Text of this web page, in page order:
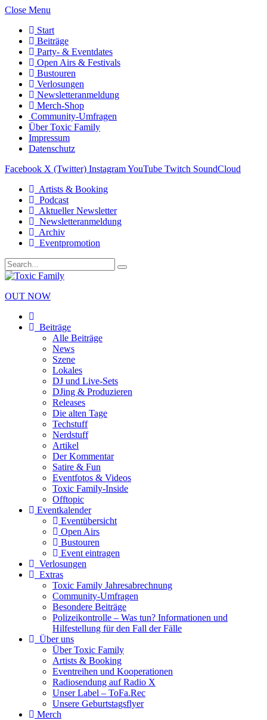
Close Menu
Start
Beiträge
Party- & Eventdates
Open Airs & Festivals
Bustouren
Verlosungen
Newsletteranmeldung
Merch-Shop
Community-Umfragen
Über Toxic Family
Impressum
Datenschutz
Facebook X (Twitter) InstagramYouTube Twitch SoundCloud
Artists & Booking
Podcast
Aktueller Newsletter
Newsletteranmeldung
Archiv
Eventpromotion
OUT NOW
Beiträge
Alle Beiträge
News
Szene
Lokales
DJ und Live-Sets
DJing & Produzieren
Releases
Die alten Tage
Techstuff
Nerdstuff
Artikel
Der Kommentar
Satire & Fun
Eventfotos & Videos
Toxic Family-Inside
Offtopic
Eventkalender
Eventübersicht
Open Airs
Bustouren
Event eintragen
Verlosungen
Extras
Toxic Family Jahresabrechnung
Community-Umfragen
Besondere Beiträge
Polizeikontrolle – Was tun? Informationen und
Hilfestellung für den Fall der Fälle
Über uns
Über Toxic Family
Artists & Booking
Eventreihen und Kooperationen
Radiosendung auf Radio X
Unser Label – ToFa.Rec
Unsere Geburtstagsflyer
Merch